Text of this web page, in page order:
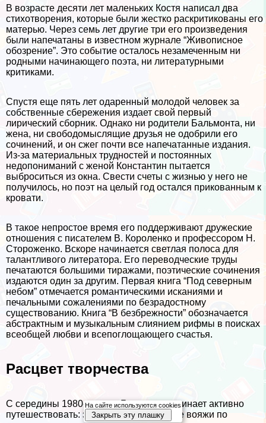
В возрасте десяти лет маленьких Костя написал два
стихотворения, которые были жестко раскритикованы его
матерью. Через семь лет другие три его произведения
были напечатаны в известном журнале “Живописное
обозрение”. Это событие осталось незамеченным ни
родными начинающего поэта, ни литературными
критиками.
Спустя еще пять лет одаренный молодой человек за
собственные сбережения издает свой первый
лирический сборник. Однако ни родители Бальмонта, ни
жена, ни свободомыслящие друзья не одобрили его
сочинений, и он сжег почти все напечатанные издания.
Из-за материальных трудностей и постоянных
недопониманий с женой Константин пытается
выброситься из окна. Свести счеты с жизнью у него не
получилось, но поэт на целый год остался прикованным к
кровати.
В такое непростое время его поддерживают дружеские
отношения с писателем В. Короленко и профессором Н.
Стороженко. Вскоре начинается светлая полоса для
талантливого литератора. Его переводческие труды
печатаются большими тиражами, поэтические сочинения
издаются один за другим. Первая книга “Под северным
небом” отмечается романтическими исканиями и
печальными сожалениями по безрадостному
существованию. Книга “В безбрежности” обозначается
абстpaктным и музыкальным слиянием рифмы в поисках
всеобщей любви и всепоглощающего счастья.
Расцвет творчества
С середины 1980-х годов Бальмонт начинает активно
путешествовать: это и развлекательные вояжи по
На сайте используются cookies
Закрыть эту плашку